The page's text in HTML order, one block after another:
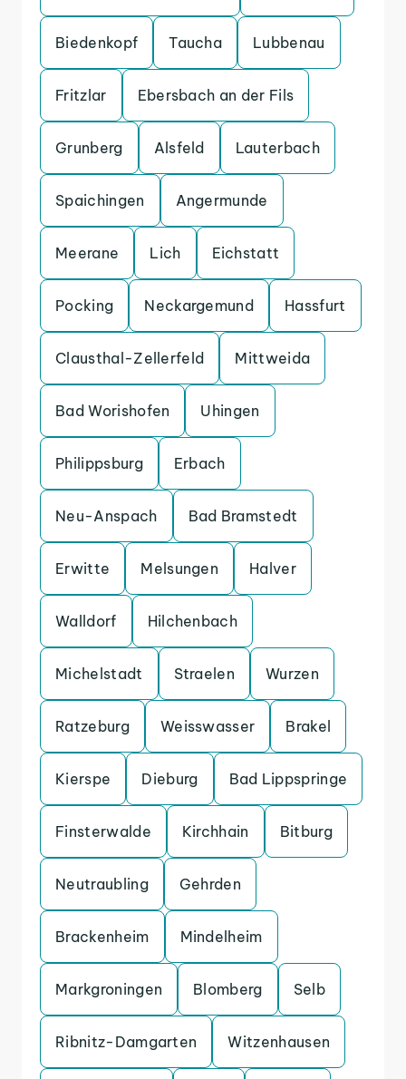
Biedenkopf Taucha Lubbenau
Fritzlar Ebersbach an der Fils
Grunberg Alsfeld Lauterbach
Spaichingen Angermunde
Meerane Lich Eichstatt
Pocking Neckargemund Hassfurt
Clausthal-Zellerfeld Mittweida
Bad Worishofen Uhingen
Philippsburg Erbach
Neu-Anspach Bad Bramstedt
Erwitte Melsungen Halver
Walldorf Hilchenbach
Michelstadt Straelen Wurzen
Ratzeburg Weisswasser Brakel
Kierspe Dieburg Bad Lippspringe
Finsterwalde Kirchhain Bitburg
Neutraubling Gehrden
Brackenheim Mindelheim
Markgroningen Blomberg Selb
Ribnitz-Damgarten Witzenhausen